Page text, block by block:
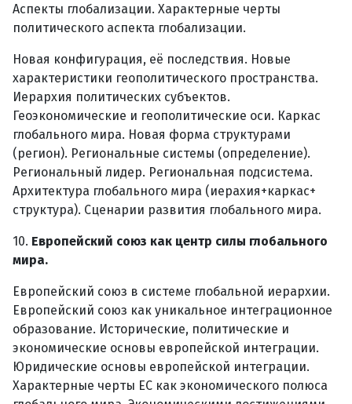
Аспекты глобализации. Характерные черты
политического аспекта глобализации.
Новая конфигурация, её последствия. Новые
характеристики геополитического пространства.
Иерархия политических субъектов.
Геоэкономические и геополитические оси. Каркас
глобального мира. Новая форма структурами
(регион). Региональные системы (определение).
Региональный лидер. Региональная подсистема.
Архитектура глобального мира (иерахия+каркас+
структура). Сценарии развития глобального мира.
10. Европейский союз как центр силы глобального
мира.
Европейский союз в системе глобальной иерархии.
Европейский союз как уникальное интеграционное
образование. Исторические, политические и
экономические основы европейской интеграции.
Юридические основы европейской интеграции.
Характерные черты ЕС как экономического полюса